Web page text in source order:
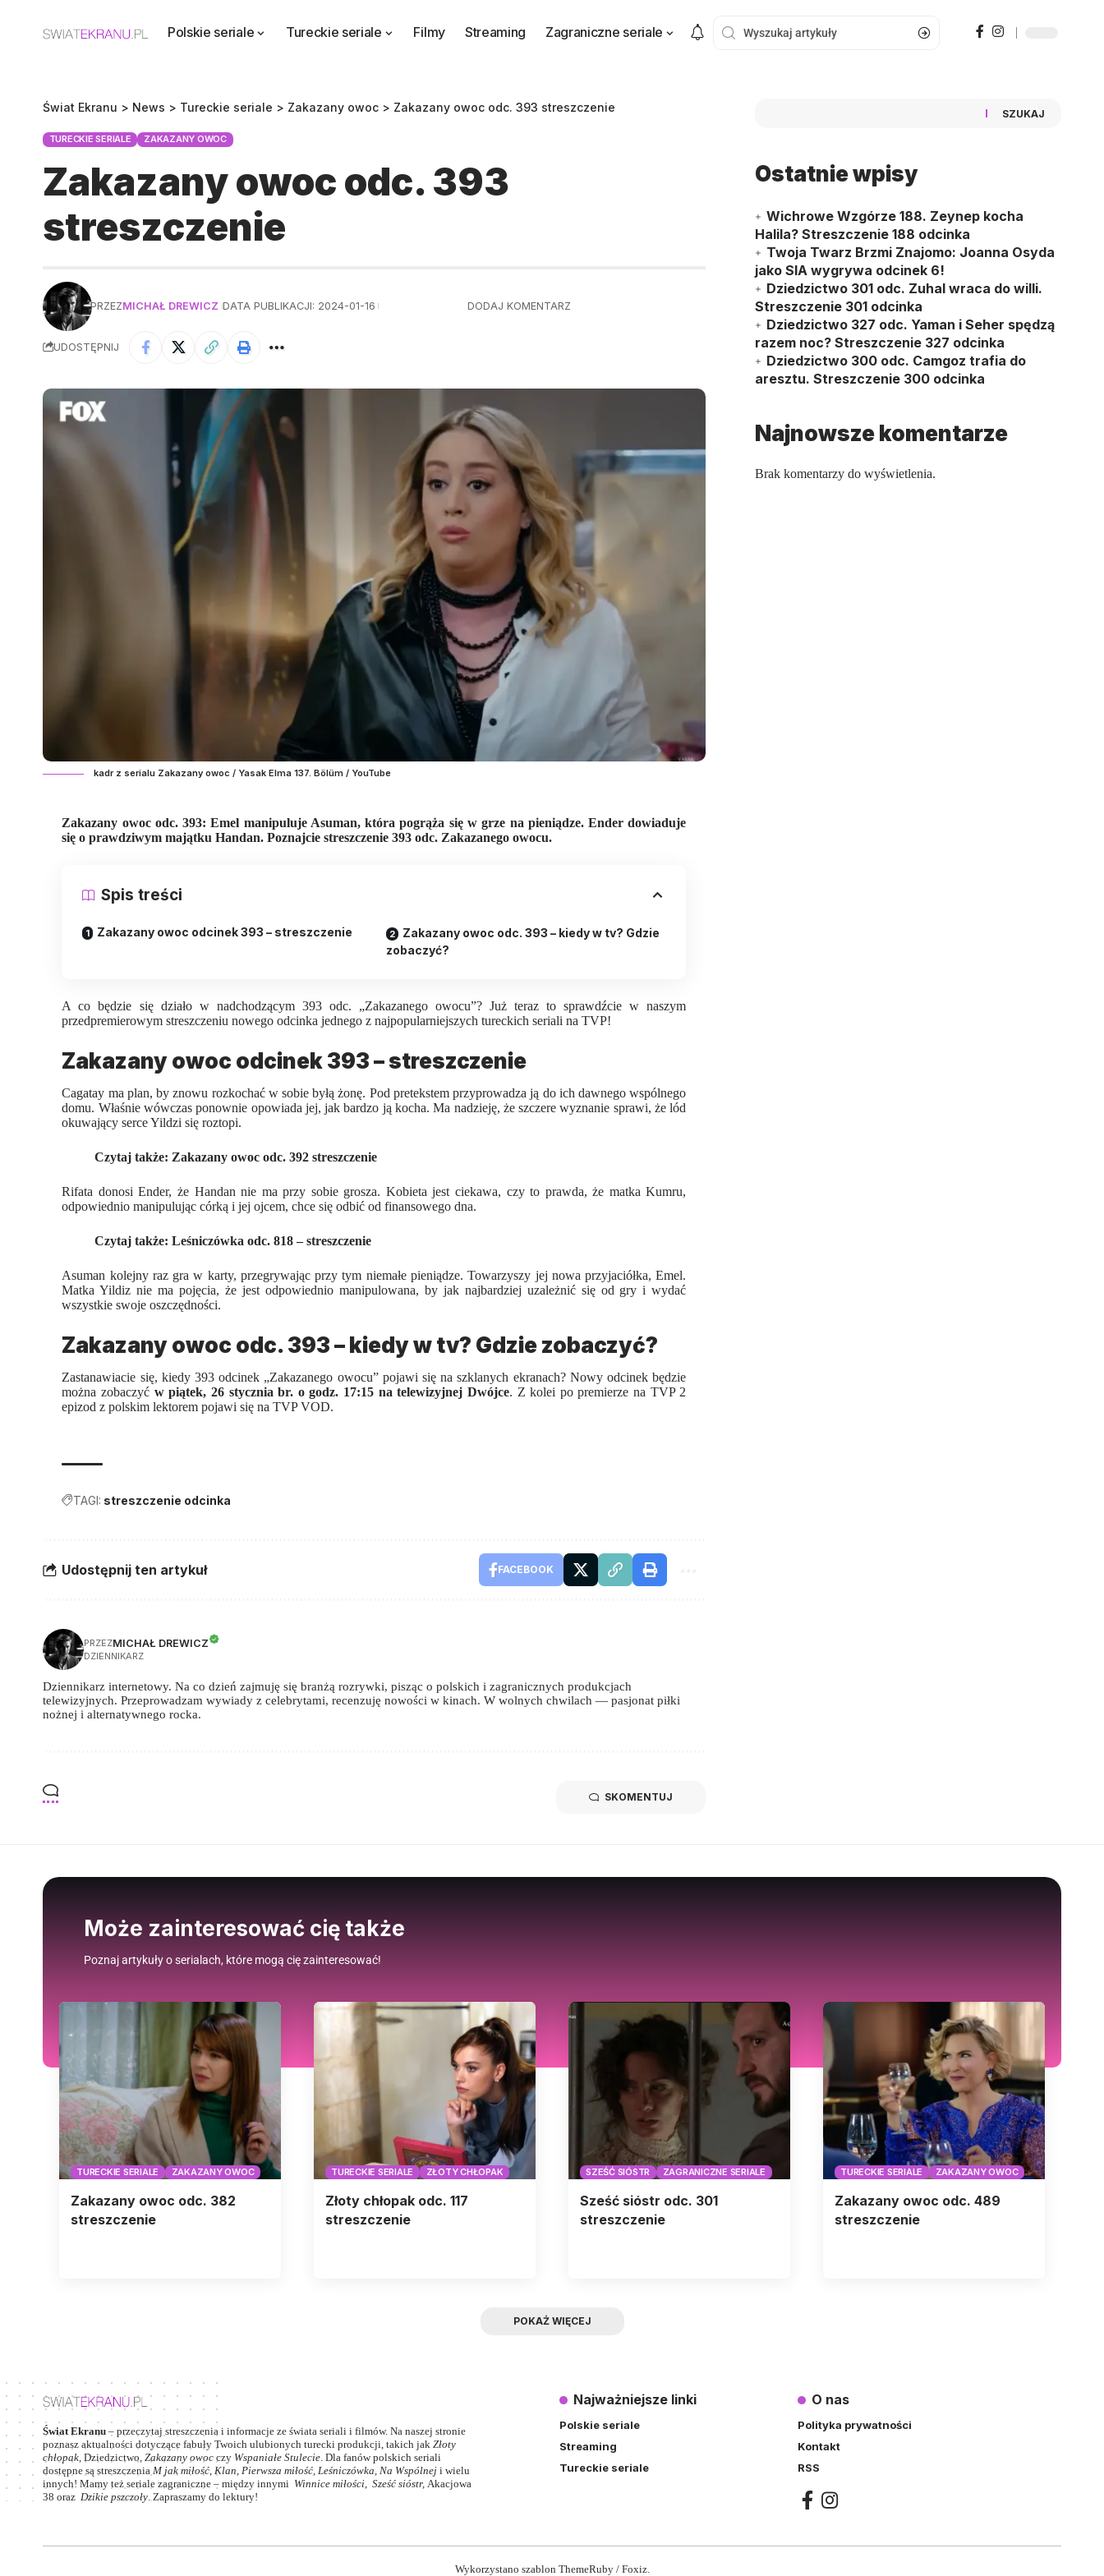
Polskie seriale Tureckie seriale Filmy Streaming Zagraniczne seriale
Świat Ekranu > News > Tureckie seriale > Zakazany owoc > Zakazany owoc odc. 393 streszczenie
TURECKIE SERIALE ZAKAZANY OWOC
Zakazany owoc odc. 393
streszczenie
PRZEZMICHAŁ DREWICZ DATA PUBLIKACJI: 2024-01-16 DODAJ KOMENTARZ
UDOSTĘPNIJ
kadr z serialu Zakazany owoc / Yasak Elma 137. Bölüm / YouTube
Zakazany owoc odc. 393: Emel manipuluje Asuman, która pogrąża się w grze na pieniądze. Ender dowiaduje
się o prawdziwym majątku Handan. Poznajcie streszczenie 393 odc. Zakazanego owocu.
Spis treści
Zakazany owoc odcinek 393 – streszczenie
Zakazany owoc odc. 393 – kiedy w tv? Gdzie
zobaczyć?
A co będzie się działo w nadchodzącym 393 odc. „Zakazanego owocu”? Już teraz to sprawdźcie w naszym
przedpremierowym streszczeniu nowego odcinka jednego z najpopularniejszychtureckich serialina TVP!
Zakazany owoc odcinek 393 – streszczenie
Cagatay ma plan, by znowu rozkochać w sobie byłą żonę. Pod pretekstem przyprowadza ją do ich dawnego wspólnego
domu. Właśnie wówczas ponownie opowiada jej, jak bardzo ją kocha. Ma nadzieję, że szczere wyznanie sprawi, że lód
okuwający serce Yildzi się roztopi.
Czytaj także: Zakazany owoc odc. 392 streszczenie
Rifata donosi Ender, że Handan nie ma przy sobie grosza. Kobieta jest ciekawa, czy to prawda, że matka Kumru,
odpowiednio manipulując córką i jej ojcem, chce się odbić od finansowego dna.
Czytaj także: Leśniczówka odc. 818 – streszczenie
Asuman kolejny raz gra w karty, przegrywając przy tym niemałe pieniądze. Towarzyszy jej nowa przyjaciółka, Emel.
Matka Yildiz nie ma pojęcia, że jest odpowiednio manipulowana, by jak najbardziej uzależnić się od gry i wydać
wszystkie swoje oszczędności.
Zakazany owoc odc. 393 – kiedy w tv? Gdzie zobaczyć?
Zastanawiacie się, kiedy 393 odcinek „Zakazanego owocu” pojawi się na szklanych ekranach? Nowy odcinek będzie
można zobaczyć w piątek, 26 stycznia br. o godz. 17:15 na telewizyjnej Dwójce. Z kolei po premierze na TVP 2
epizod z polskim lektorem pojawi się na TVP VOD.
TAGI: streszczenie odcinka
Udostępnij ten artykuł FACEBOOK
PRZEZMICHAŁ DREWICZ
DZIENNIKARZ
Dziennikarz internetowy. Na co dzień zajmuję się branżą rozrywki, pisząc o polskich i zagranicznych produkcjach
telewizyjnych. Przeprowadzam wywiady z celebrytami, recenzuję nowości w kinach. W wolnych chwilach — pasjonat piłki
nożnej i alternatywnego rocka.
SKOMENTUJ
SZUKAJ
Ostatnie wpisy
Wichrowe Wzgórze 188. Zeynep kocha
Halila? Streszczenie 188 odcinka
Twoja Twarz Brzmi Znajomo: Joanna Osyda
jako SIA wygrywa odcinek 6!
Dziedzictwo 301 odc. Zuhal wraca do willi.
Streszczenie 301 odcinka
Dziedzictwo 327 odc. Yaman i Seher spędzą
razem noc? Streszczenie 327 odcinka
Dziedzictwo 300 odc. Camgoz trafia do
aresztu. Streszczenie 300 odcinka
Najnowsze komentarze
Brak komentarzy do wyświetlenia.
Może zainteresować cię także
Poznaj artykuły o serialach, które mogą cię zainteresować!
TURECKIE SERIALE ZAKAZANY OWOC
Zakazany owoc odc. 382
streszczenie
TURECKIE SERIALE ZŁOTY CHŁOPAK
Złoty chłopak odc. 117
streszczenie
SZEŚĆ SIÓSTR ZAGRANICZNE SERIALE
Sześć sióstr odc. 301
streszczenie
TURECKIE SERIALE ZAKAZANY OWOC
Zakazany owoc odc. 489
streszczenie
POKAŻ WIĘCEJ
Świat Ekranu – przeczytaj streszczenia i informacje ze świata seriali i filmów. Na naszej stronie
poznasz aktualności dotyczące fabuły Twoich ulubionych turecki produkcji, takich jak Złoty
chłopak Dziedzictwo Zakazany owoc czy Wspaniałe Stulecie . Dla fanów polskich seriali
dostępne są streszczenia M jak miłość Klan Pierwsza miłość, Leśniczówka Na Wspólnej i wielu
innych! Mamy też seriale zagraniczne – między innymi Winnice miłości Sześć sióstr, Akacjowa
38 oraz Dzikie pszczoły . Zapraszamy do lektury!
Najważniejsze linki
Polskie seriale
Streaming
Tureckie seriale
O nas
Polityka prywatności
Kontakt
RSS
Wykorzystano szablon ThemeRuby / Foxiz.